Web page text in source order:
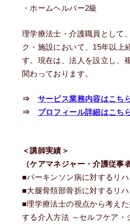
・ホームヘルパー2級
理学療法士・介護職員として
ク・施設において、15年以上
す。現在は、法人を設立し、
関わっております。
⇒ サービス業務内容はこち
⇒ プロフィール詳細はこち
＜講師実績＞
（ケアマネジャー・介護従事
■パーキンソン病に対するリ
■大腿骨頚部骨折に対するリ
■理学療法士の視点から考え
する介入方法 ～セルフケア・